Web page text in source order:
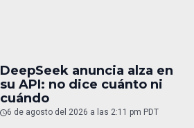
DeepSeek anuncia alza en
su API: no dice cuánto ni
cuándo
6 de agosto del 2026 a las 2:11 pm PDT